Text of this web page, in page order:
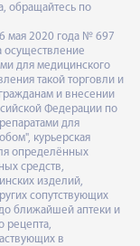
обращайтесь по
мая 2020 года № 697
для медицинского
такой торговли и
и внесении
Федерации по
для
курьерская
определённых
средств,
изделий,
сопутствующих
ближайшей аптеки и
рецепта,
в